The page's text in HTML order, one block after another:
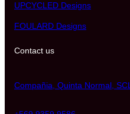
UPCYCLED Designs
FOULARD Designs
Contact us
Compañia, Quinta Normal, SCL